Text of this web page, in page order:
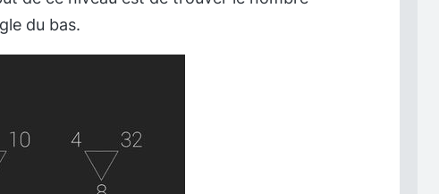
du bas.